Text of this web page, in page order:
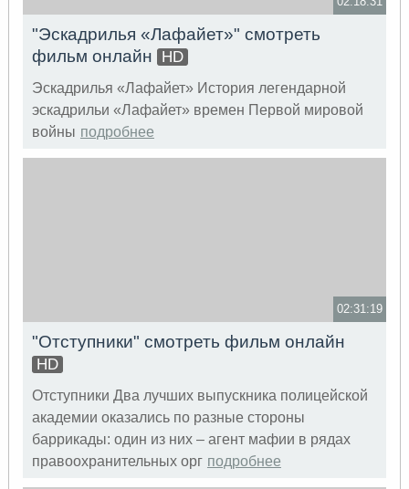
"Эскадрилья «Лафайет»" смотреть
фильм онлайн
HD
Эскадрилья «Лафайет» История легендарной
эскадрильи «Лафайет» времен Первой мировой
войны подробнее
02:31:19
"Отступники" смотреть фильм онлайн
HD
Отступники Два лучших выпускника полицейской
академии оказались по разные стороны
баррикады: один из них – агент мафии в рядах
правоохранительных орг подробнее